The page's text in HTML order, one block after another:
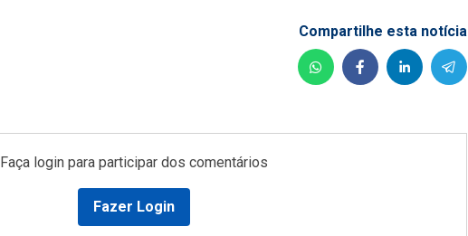
Compartilhe esta notícia
Faça login para participar dos comentários
Fazer Login